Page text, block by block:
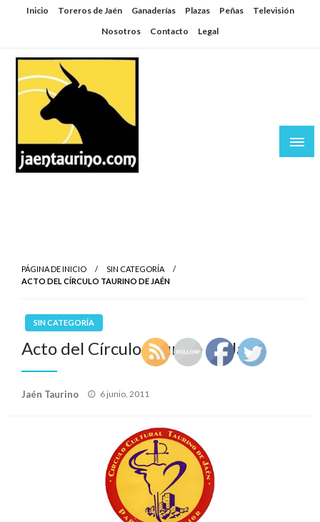
SaltarInicio Toreros de Jaén Ganaderías Plazas Peñas
Televisión
Nosotros
Contacto Legal
PÁGINA DE INICIO
SIN CATEGORÍA
ACTO DEL CÍRCULO TAURINO DE JAÉN
SIN CATEGORÍA
Acto del Círculo Taurino de Jaén
Jaén Taurino
Publicado
6 junio, 2011